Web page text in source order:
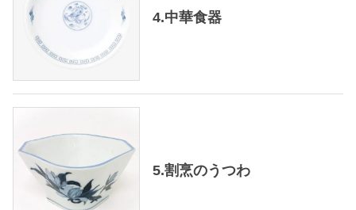
4.中華食器
5.割烹のうつわ